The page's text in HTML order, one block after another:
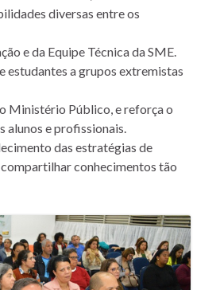
diversas entre os
e da Equipe Técnica da SME.
estudantes a grupos extremistas
Ministério Público, e reforça o
alunos e profissionais.
das estratégias de
conhecimentos tão